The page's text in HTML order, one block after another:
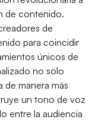
de contenido.
de
para coincidir
únicos de
no solo
de manera más
un tono de voz
entre la audiencia